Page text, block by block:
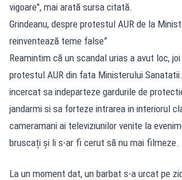
vigoare", mai arată sursa citată.
Grindeanu, despre protestul AUR de la
reinventează teme false”
Reamintim că un scandal urias a avut loc,
protestul AUR din fata Ministerului
incercat sa indeparteze gardurile de
jandarmi si sa forteze intrarea in interiorul
cameramani ai televiziunilor venite la
bruscați și li s-ar fi cerut să nu mai filmeze.
La un moment dat, un barbat s-a urcat pe